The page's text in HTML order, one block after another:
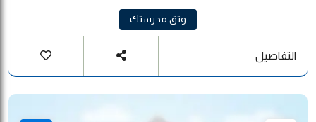
وثق مدرستك
التفاصيل